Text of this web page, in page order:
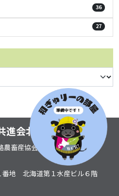
36
27
会北海道実行委員会
農畜産協会
番地 北海道第１水産ビル６階